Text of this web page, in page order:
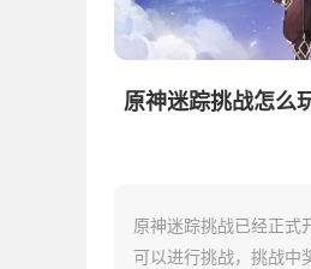
原神迷踪挑战怎么
原神迷踪挑战已经正式
可以进行挑战，挑战中